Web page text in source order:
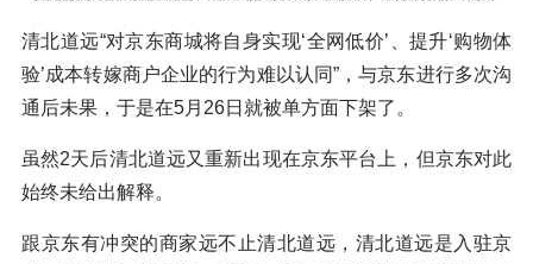
清北道远“对京东商城将自身实现‘全网低价’、提升‘购物体
验’成本转嫁商户企业的行为难以认同”，与京东进行多次沟
通后未果，于是在5月26日就被单方面下架了。
虽然2天后清北道远又重新出现在京东平台上，但京东对此
始终未给出解释。
跟京东有冲突的商家远不止清北道远，清北道远是入驻京